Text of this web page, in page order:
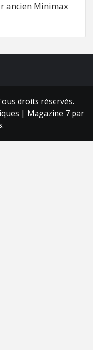
ancien Minimax
droits réservés.
| Magazine 7 par